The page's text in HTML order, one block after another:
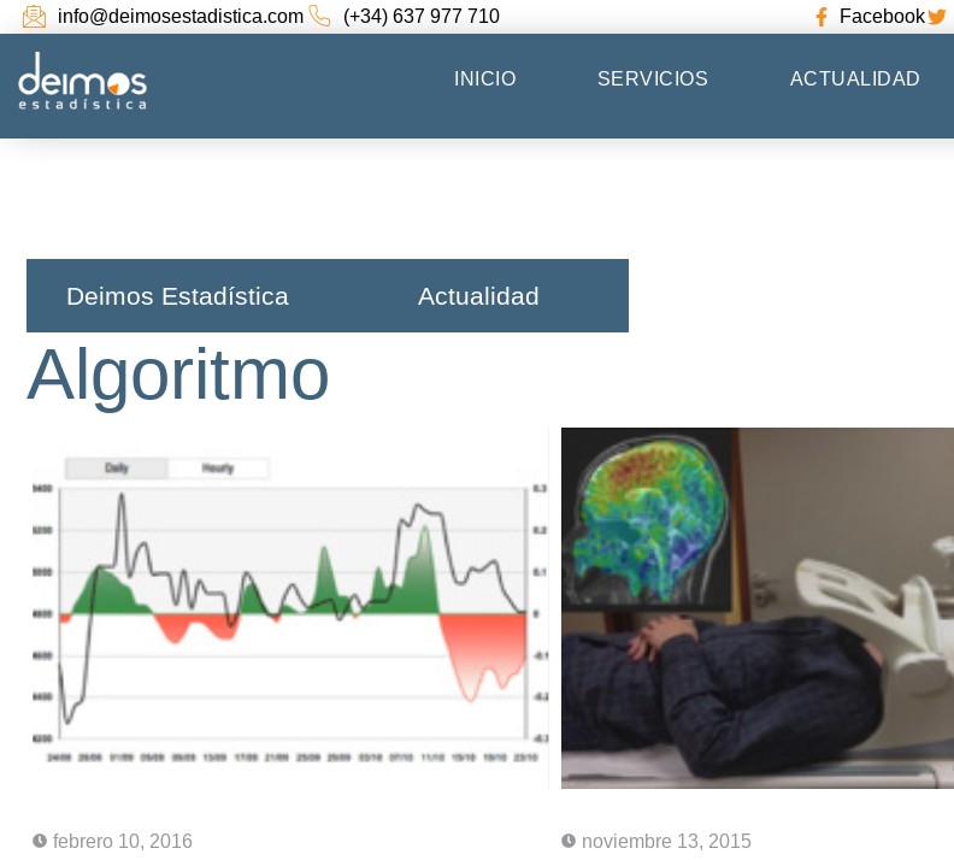
info@deimosestadistica.com (+34) 637 977 710 Facebook
INICIO SERVICIOS ACTUALIDAD
Deimos Estadística​ Actualidad
Algoritmo
febrero 10, 2016 noviembre 13, 2015